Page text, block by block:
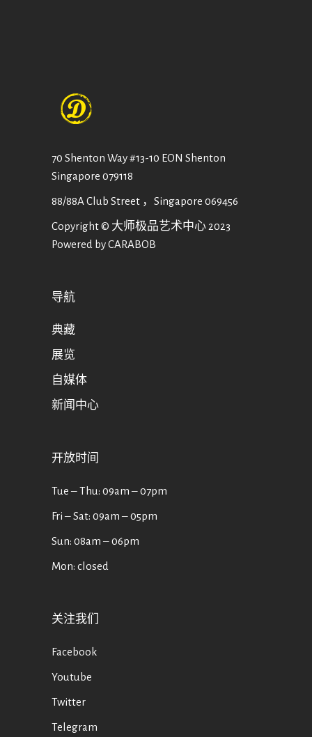
70 Shenton Way #13-10 EON Shenton
Singapore 079118
88/88A Club Street ，Singapore 069456
Copyright © 大师极品艺术中心 2023
Powered by CARABOB
导航
典藏
展览
自媒体
新闻中心
开放时间
Tue ‒ Thu: 09am ‒ 07pm
Fri ‒ Sat: 09am ‒ 05pm
Sun: 08am ‒ 06pm
Mon: closed
关注我们
Facebook
Youtube
Twitter
Telegram